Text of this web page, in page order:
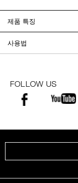
제품 특징
사용법
FOLLOW US